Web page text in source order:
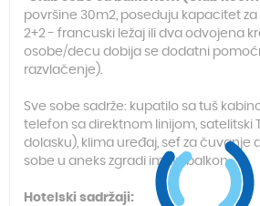
površine 30m2, poseduju kapacitet za
2+2 - francuski ležaj ili dva odvojena
osobe/decu dobija se dodatni
razvlačenje).
Sve sobe sadrže: kupatilo sa tuš
telefon sa direktnom linijom, satelitski
dolasku), klima uređaj, sef za čuvanje
sobe u aneks zgradi imaju balkon.
Hotelski sadržaji: